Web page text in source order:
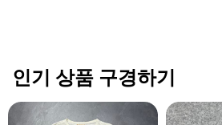
인기 상품 구경하기